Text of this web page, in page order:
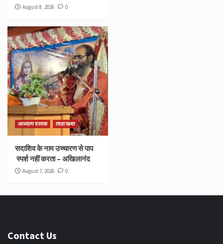
August 8, 2026 0
आध्यात्म दस्तक ताज़ा खबर
सदाशिव के नाम उच्चारण से पाप
स्पर्श नहीं करता – अखिलानंद
August 7, 2026 0
Contact Us